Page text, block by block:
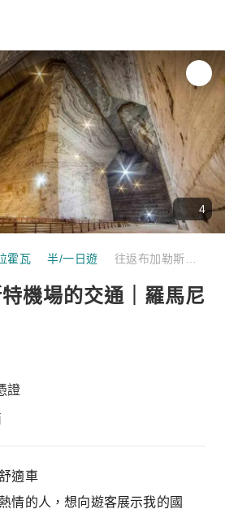
4
霍瓦 半/一日遊
機場的交通｜羅馬尼
證
適車
情的人，想向遊客展示我的國